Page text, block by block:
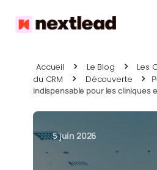
Accueil Le Blog Les
du CRM
Découverte
indispensable pour les cliniques
5 juin 2026